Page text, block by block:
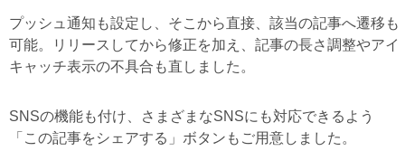
プッシュ通知も設定し、そこから直接、該当の記事へ遷移も
可能。リリースしてから修正を加え、記事の長さ調整やアイ
キャッチ表示の不具合も直しました。
SNSの機能も付け、さまざまなSNSにも対応できるよう
「この記事をシェアする」ボタンもご用意しました。